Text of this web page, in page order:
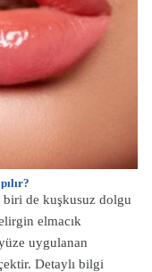
biri de kuşkusuz dolgu
elmacık
uygulanan
Detaylı bilgi